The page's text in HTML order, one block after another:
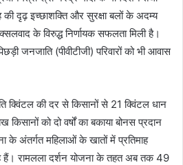
की दृढ़ इच्छाशक्ति और सुरक्षा बलों के अदम्य
के विरुद्ध निर्णायक सफलता मिली है।
जनजाति (पीवीटीजी) परिवारों को भी आवास
क्विंटल की दर से किसानों से 21 क्विंटल धान
को दो वर्षों का बकाया बोनस प्रदान
के अंतर्गत महिलाओं के खातों में प्रतिमाह
हैं। रामलला दर्शन योजना के तहत अब तक 49